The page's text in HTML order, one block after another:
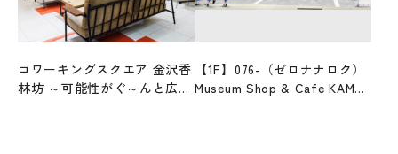
コワーキングスクエア 金沢香
林坊 ～可能性がぐ～んと広が
【1F】076-（ゼロナナロク）
Museum Shop & Cafe KAMU